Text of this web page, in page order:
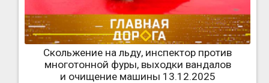
Скольжение на льду, инспектор против
многотонной фуры, выходки вандалов
и очищение машины 13.12.2025